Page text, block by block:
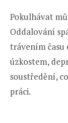
Pokulhávat
Oddalování
trávením času
úzkostem,
soustředění,
práci.